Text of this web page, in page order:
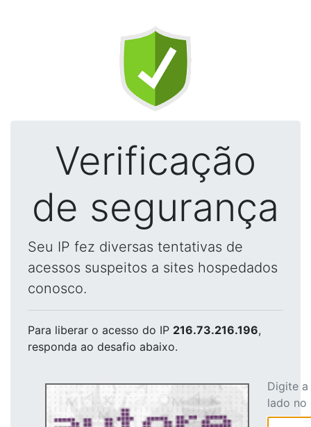
Verificação
de segurança
Seu IP fez diversas tentativas de
acessos suspeitos a sites hospedados
conosco.
Para liberar o acesso do IP 216.73.216.196,
responda ao desafio abaixo.
Digite
lado no